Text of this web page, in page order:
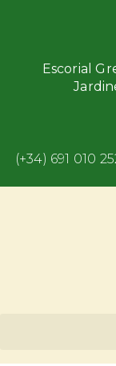
Escorial
(+34) 691 010